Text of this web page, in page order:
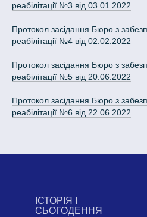
реабілітації №3 від 03.01.2022
Протокол засідання Бюро з
реабілітації №4 від 02.02.2022
Протокол засідання Бюро з
реабілітації №5 від 20.06.2022
Протокол засідання Бюро з
реабілітації №6 від 22.06.2022
ІСТОРІЯ І
СЬОГОДЕННЯ